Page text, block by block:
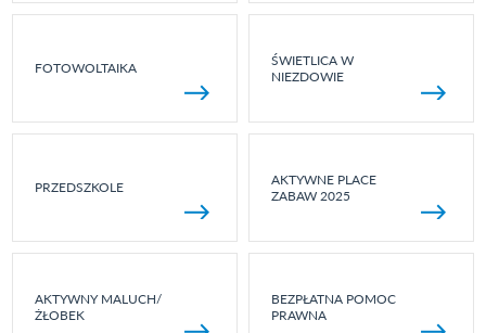
FOTOWOLTAIKA
ŚWIETLICA W
NIEZDOWIE
PRZEDSZKOLE
AKTYWNE PLACE
ZABAW 2025
AKTYWNY MALUCH/
ŻŁOBEK
BEZPŁATNA POMOC
PRAWNA